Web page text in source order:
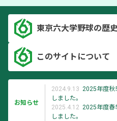
東京六大学野球の歴史
このサイトについて
お知らせ
2024.9.13 2025年度秋
しました。
2025.4.12 2025年度春
しました。